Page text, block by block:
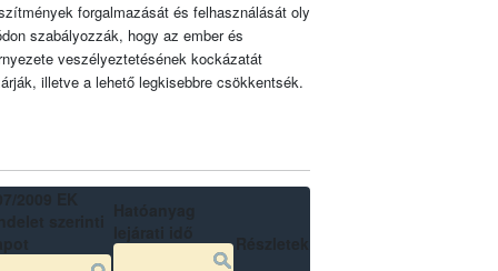
forgalmazását és felhasználását oly
szabályozzák, hogy az ember és
veszélyeztetésének kockázatát
illetve a lehető legkisebbre csökkentsék.